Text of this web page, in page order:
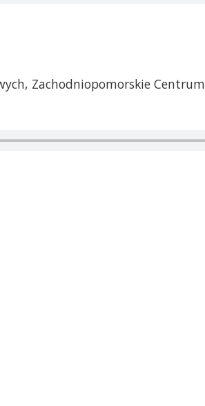
Zachodniopomorskie Centrum